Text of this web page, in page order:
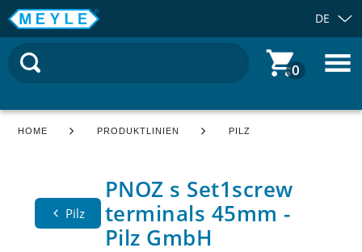
DE
0
HOME PRODUKTLINIEN PILZ
Pilz
PNOZ s Set1screw
terminals 45mm -
Pilz GmbH